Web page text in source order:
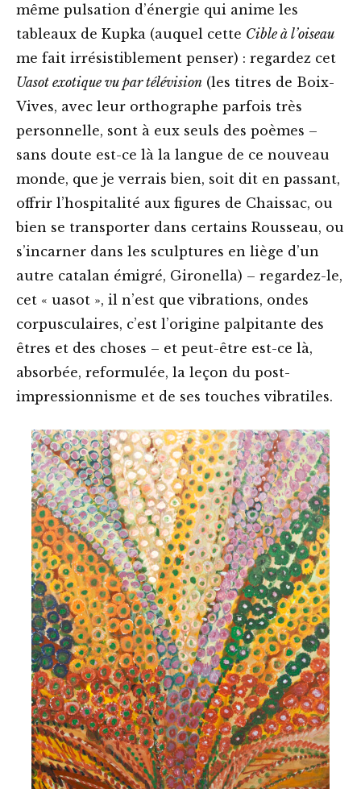
même pulsation d’énergie qui anime les
tableaux de Kupka (auquel cette Cible à l’oiseau
me fait irrésistiblement penser) : regardez cet
Uasot exotique vu par télévision (les titres de Boix-
Vives, avec leur orthographe parfois très
personnelle, sont à eux seuls des poèmes –
sans doute est-ce là la langue de ce nouveau
monde, que je verrais bien, soit dit en passant,
offrir l’hospitalité aux figures de Chaissac, ou
bien se transporter dans certains Rousseau, ou
s’incarner dans les sculptures en liège d’un
autre catalan émigré, Gironella) – regardez-le,
cet « uasot », il n’est que vibrations, ondes
corpusculaires, c’est l’origine palpitante des
êtres et des choses – et peut-être est-ce là,
absorbée, reformulée, la leçon du post-
impressionnisme et de ses touches vibratiles.